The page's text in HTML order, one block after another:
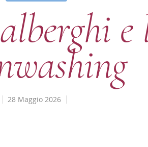
e
28 Maggio 2026